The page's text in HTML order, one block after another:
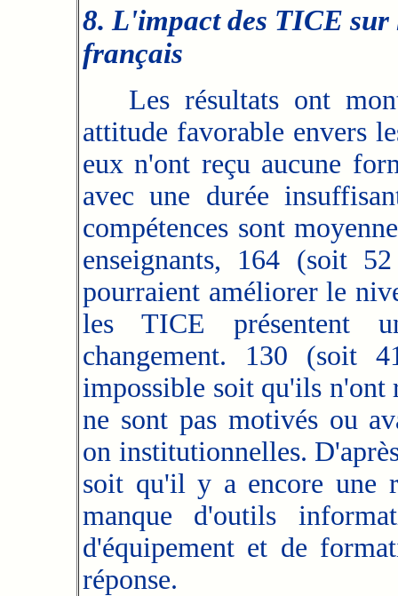
8. L'impact des TICE sur
français
Les résultats ont
attitude favorable envers
eux n'ont reçu aucune
avec une durée
compétences sont
enseignants, 164 (soit
pourraient améliorer le
les TICE présentent
changement. 130 (soit
impossible soit qu'ils n'ont
ne sont pas motivés ou
on institutionnelles.
soit qu'il y a encore une
manque d'outils
d'équipement et de
réponse.